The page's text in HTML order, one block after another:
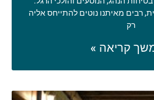
רבים מאיתנו נוטים להתייחס אליה
רק
קריאה »